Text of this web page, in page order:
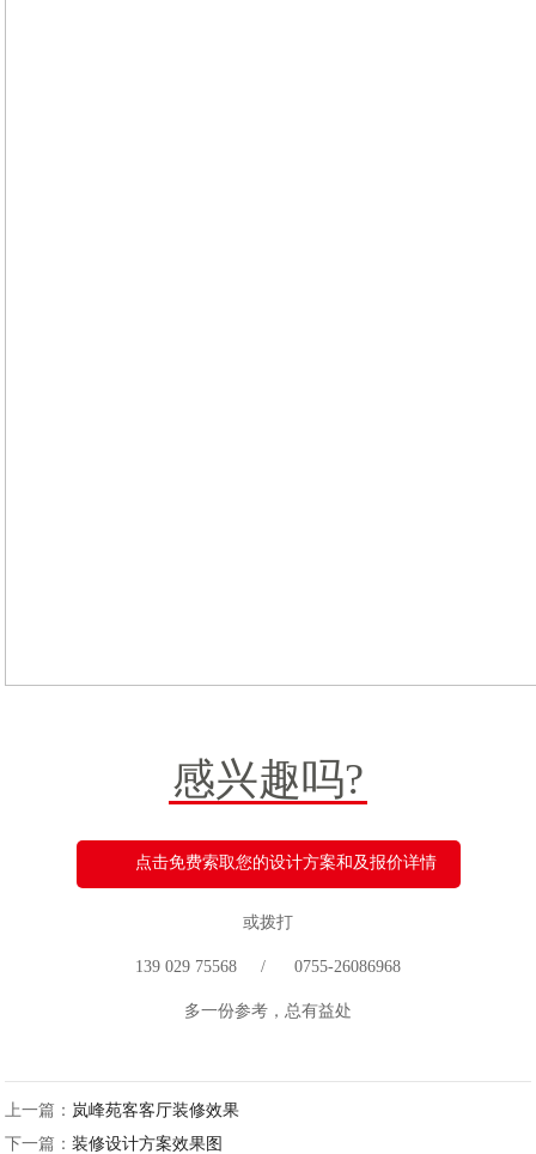
感兴趣吗?
点击免费索取您的设计方案和及报价详情
或拨打
139 029 75568 / 0755-26086968
多一份参考，总有益处
上一篇： 岚峰苑客客厅装修效果
下一篇：装修设计方案效果图